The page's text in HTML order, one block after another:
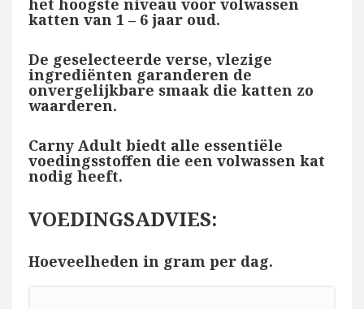
het hoogste niveau voor volwassen
katten van 1 – 6 jaar oud.
De geselecteerde verse, vlezige
ingrediënten garanderen de
onvergelijkbare smaak die katten zo
waarderen.
Carny Adult biedt alle essentiële
voedingsstoffen die een volwassen kat
nodig heeft.
VOEDINGSADVIES:
Hoeveelheden in gram per dag.